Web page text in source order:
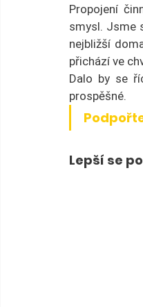
Propojení
smysl. Jsme
nejbližší
přichází ve
Dalo by se
prospěšné.
Lepší se